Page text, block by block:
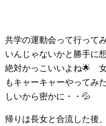
共学の運動会って行って
いんじゃないかと勝手に
絶対かっこいいよね🌟
もキャーキャーやってみ
しいから密かに・・💦
帰りは長女と合流した後